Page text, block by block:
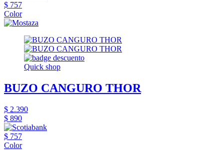
$ 757
Color
Quick shop
BUZO CANGURO THOR
$ 2.390
$ 890
$ 757
Color